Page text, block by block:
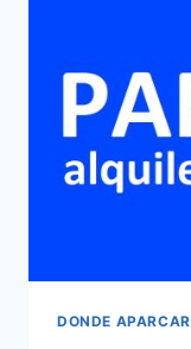
DONDE APARCAR